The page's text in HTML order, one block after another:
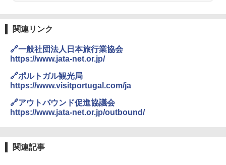
関連リンク
🔗一般社団法人日本旅行業協会
https://www.jata-net.or.jp/
🔗ポルトガル観光局
https://www.visitportugal.com/ja
🔗アウトバウンド促進協議会
https://www.jata-net.or.jp/outbound/
関連記事